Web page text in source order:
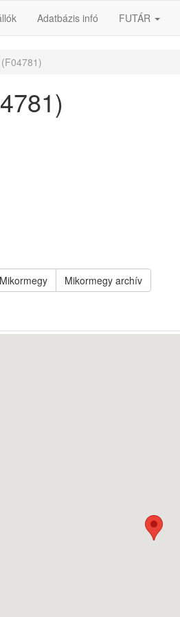
Adatbázis infó FUTÁR
Mikormegy Mikormegy archív